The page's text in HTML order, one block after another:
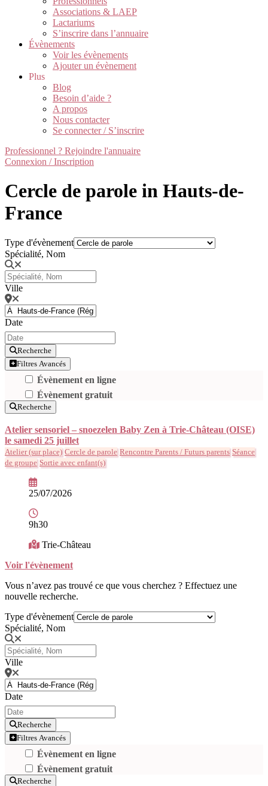
Associations & LAEP
Lactariums
S’inscrire dans l’annuaire
Évènements
Voir les évènements
Ajouter un évènement
Plus
Blog
Besoin d’aide ?
A propos
Nous contacter
Se connecter / S’inscrire
Professionnel ? Rejoindre l'annuaire
Connexion / Inscription
Cercle de parole in Hauts-de-
France
Type d'évènement
Spécialité, Nom
Ville
Date
Recherche
Filtres Avancés
Évènement en ligne
Évènement gratuit
Recherche
Atelier sensoriel – snoezelen Baby Zen à Trie-Château (OISE)
le samedi 25 juillet
Atelier (sur place) Cercle de parole Rencontre Parents / Futurs parents Séance
de groupe Sortie avec enfant(s)
25/07/2026
9h30
Trie-Château
Voir l'évènement
Vous n’avez pas trouvé ce que vous cherchez ? Effectuez une
nouvelle recherche.
Type d'évènement
Spécialité, Nom
Ville
Date
Recherche
Filtres Avancés
Évènement en ligne
Évènement gratuit
Recherche